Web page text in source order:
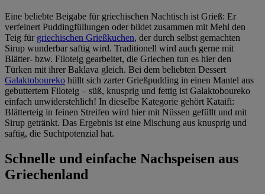
Eine beliebte Beigabe für griechischen Nachtisch ist Grieß: Er
verfeinert Puddingfüllungen oder bildet zusammen mit Mehl den
Teig für griechischen Grießkuchen, der durch selbst gemachten
Sirup wunderbar saftig wird. Traditionell wird auch gerne mit
Blätter- bzw. Filoteig gearbeitet, die Griechen tun es hier den
Türken mit ihrer Baklava gleich. Bei dem beliebten Dessert
Galaktoboureko hüllt sich zarter Grießpudding in einen Mantel aus
gebuttertem Filoteig – süß, knusprig und fettig ist Galaktoboureko
einfach unwiderstehlich! In dieselbe Kategorie gehört Kataifi:
Blätterteig in feinen Streifen wird hier mit Nüssen gefüllt und mit
Sirup getränkt. Das Ergebnis ist eine Mischung aus knusprig und
saftig, die Suchtpotenzial hat.
Schnelle und einfache Nachspeisen aus
Griechenland